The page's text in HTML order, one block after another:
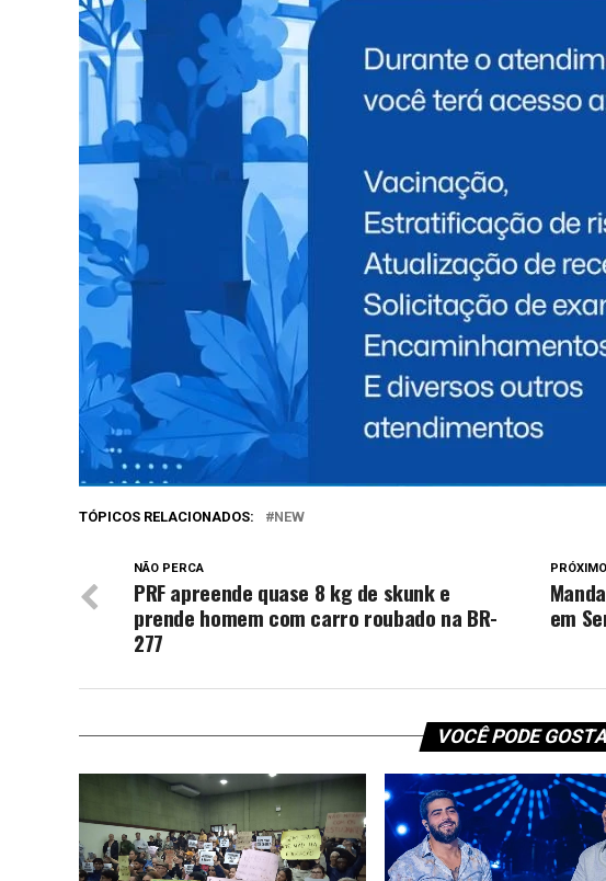
Catve.com
Facebook WhatsAppMessenger
Telegram
Compartilhe isso
TÓPICOS RELACIONADOS: NEW
PRÓXIMO
em
NÃO PERCA
PRF apreende quase 8 kg de skunk e
prende homem com carro roubado na BR-
277
VOCÊ PODE